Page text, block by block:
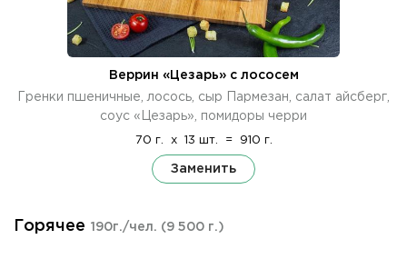
Веррин «Цезарь» с лососем
Гренки пшеничные, лосось, сыр Пармезан, салат айсберг,
соус «Цезарь», помидоры черри
70 г. x 13 шт. = 910 г.
Заменить
Горячее 190г./чел. (9 500 г.)